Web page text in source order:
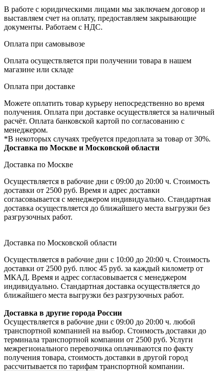
В работе с юридическими лицами мы заключаем договор и
выставляем счет на оплату, предоставляем закрывающие
документы. Работаем с НДС.
Оплата при самовывозе
Оплата осуществляется при получении товара в нашем
магазине или складе
Оплата при доставке
Можете оплатить товар курьеру непосредственно во время
получения. Оплата при доставке осуществляется за наличный
расчёт. Оплата банковской картой по согласованию с
менеджером.
*В некоторых случаях требуется предоплата за товар от 30%.
Доставка по Москве и Московской области
Доставка по Москве
Осуществляется в рабочие дни с 09:00 до 20:00 ч. Стоимость
доставки от 2500 руб. Время и адрес доставки
согласовывается с менеджером индивидуально. Стандартная
доставка осуществляется до ближайшего места выгрузки без
разгрузочных работ.
Доставка по Московской области
Осуществляется в рабочие дни с 10:00 до 20:00 ч. Стоимость
доставки от 2500 руб. плюс 45 руб. за каждый километр от
МКАД. Время и адрес согласовывается с менеджером
индивидуально. Стандартная доставка осуществляется до
ближайшего места выгрузки без разгрузочных работ.
Доставка в другие города России
Осуществляется в рабочие дни с 09:00 до 20:00 ч. любой
транспортной компанией на выбор. Стоимость доставки до
терминала транспортной компании от 2500 руб. Услуги
межрегионального перевозчика оплачиваются по факту
получения товара, стоимость доставки в другой город
рассчитывается по тарифам транспортной компании.